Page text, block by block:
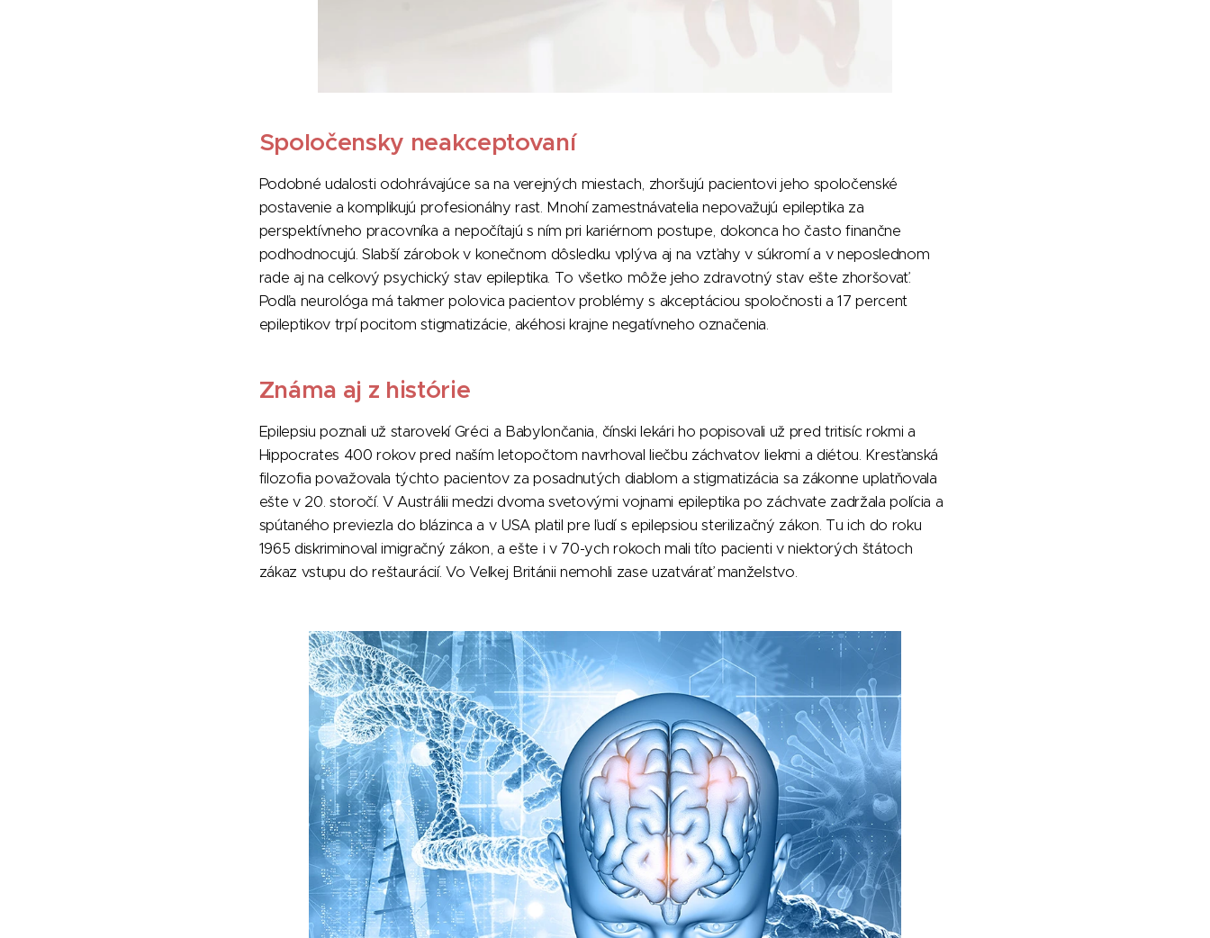
Spoločensky neakceptovaní
Podobné udalosti odohrávajúce sa na verejných miestach, zhoršujú pacientovi jeho spoločenské
postavenie a komplikujú profesionálny rast. Mnohí zamestnávatelia nepovažujú epileptika za
perspektívneho pracovníka a nepočítajú s ním pri kariérnom postupe, dokonca ho často finančne
podhodnocujú. Slabší zárobok v konečnom dôsledku vplýva aj na vzťahy v súkromí a v neposlednom
rade aj na celkový psychický stav epileptika. To všetko môže jeho zdravotný stav ešte zhoršovať.
Podľa neurológa má takmer polovica pacientov problémy s akceptáciou spoločnosti a 17 percent
epileptikov trpí pocitom stigmatizácie, akéhosi krajne negatívneho označenia.
Známa aj z histórie
Epilepsiu poznali už starovekí Gréci a Babylončania, čínski lekári ho popisovali už pred tritisíc rokmi a
Hippocrates 400 rokov pred naším letopočtom navrhoval liečbu záchvatov liekmi a diétou. Kresťanská
filozofia považovala týchto pacientov za posadnutých diablom a stigmatizácia sa zákonne uplatňovala
ešte v 20. storočí. V Austrálii medzi dvoma svetovými vojnami epileptika po záchvate zadržala polícia a
spútaného previezla do blázinca a v USA platil pre ľudí s epilepsiou sterilizačný zákon. Tu ich do roku
1965 diskriminoval imigračný zákon, a ešte i v 70-ych rokoch mali títo pacienti v niektorých štátoch
zákaz vstupu do reštaurácií. Vo Veľkej Británii nemohli zase uzatvárať manželstvo.